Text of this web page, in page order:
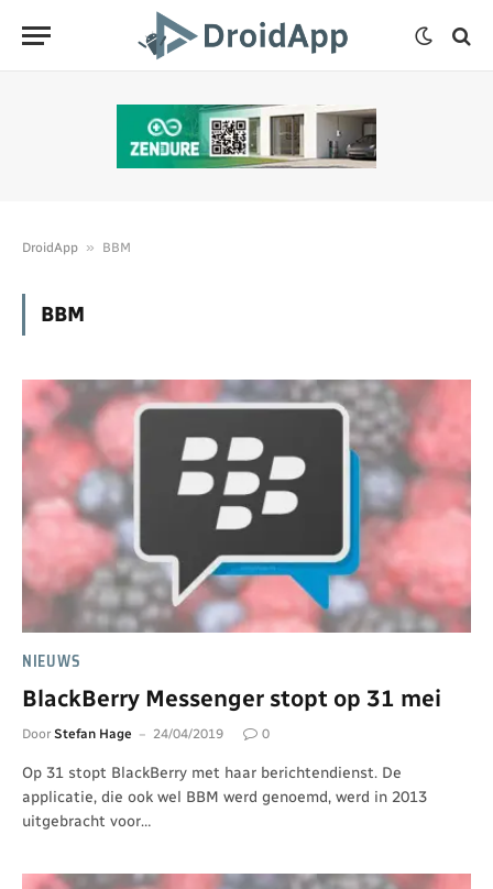
DroidApp » BBM
BBM
NIEUWS
BlackBerry Messenger stopt op 31 mei
Door Stefan Hage 24/04/2019 0
Op 31 stopt BlackBerry met haar berichtendienst. De
applicatie, die ook wel BBM werd genoemd, werd in 2013
uitgebracht voor…